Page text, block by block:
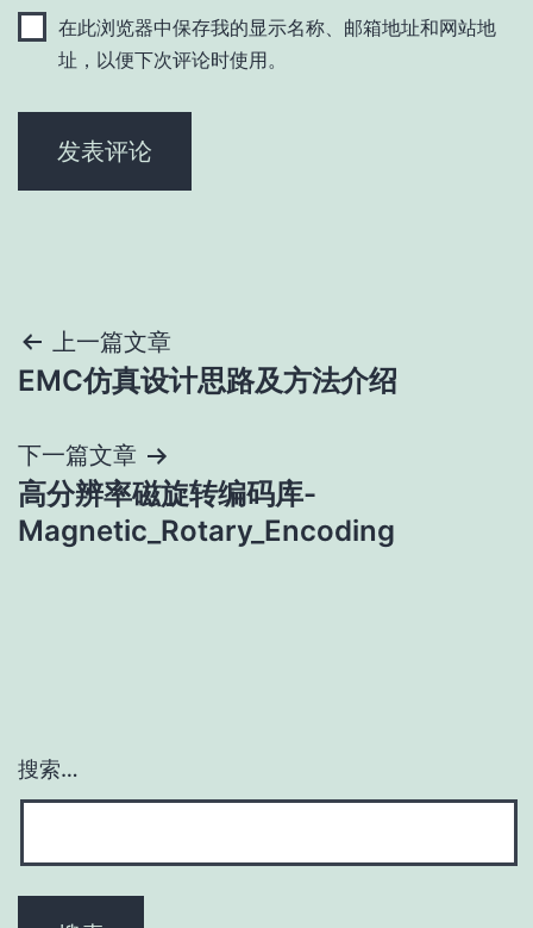
在此浏览器中保存我的显示名称、邮箱地址和网站地
址，以便下次评论时使用。
文
章
导
航
上一篇文章
EMC仿真设计思路及方法介绍
下一篇文章
高分辨率磁旋转编码库-
Magnetic_Rotary_Encoding
搜索…